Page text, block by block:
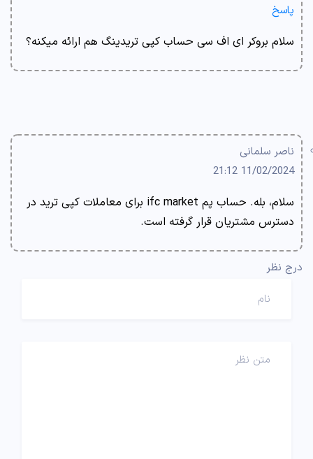
پاسخ
سلام بروکر ای اف سی حساب کپی تریدینگ هم ارائه میکنه؟
ناصر سلمانی
11/02/2024 21:12
سلام، بله. حساب پم ifc market برای معاملات کپی ترید در
دسترس مشتریان قرار گرفته است.
درج نظر